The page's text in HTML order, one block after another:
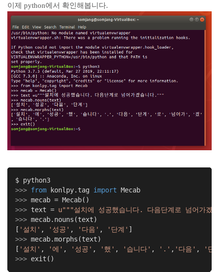
이제 python에서 확인해봅니다.
>>> from konlpy.tag import
>>>
>>> text = u"""설치에 성공했습니다. 다음단계로 넘어가겠
>>> mecab.nouns(text)
[ '설치' , '성공' , '다음' , '단계'
>>> mecab.morphs(text)
[ '설치' , '에' , '성공' , '했' , '습니다' , '.' , '다음' ,
'단
>>> exit()